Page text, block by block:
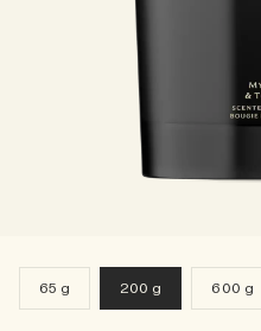
65 g 200 g 600 g